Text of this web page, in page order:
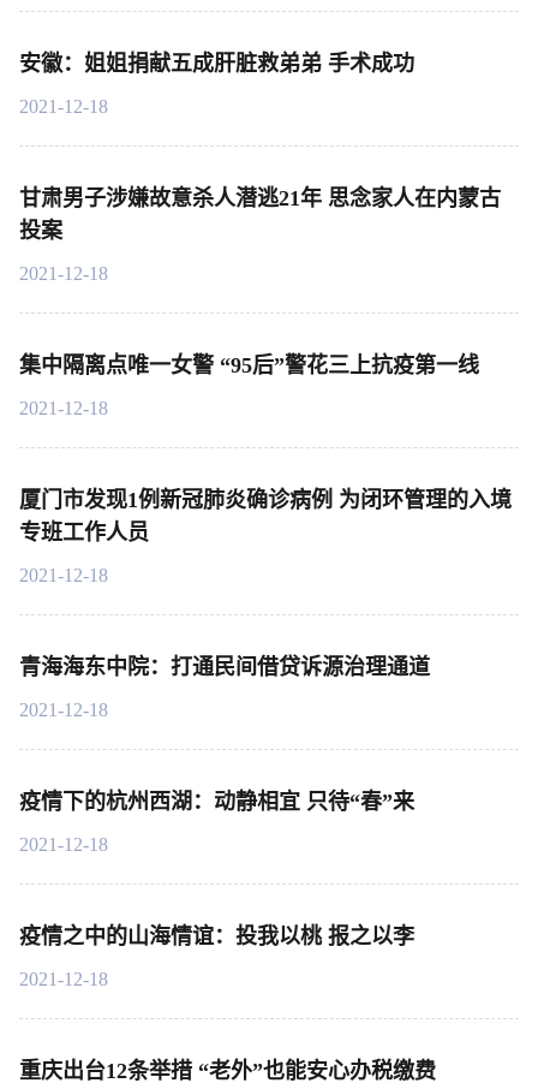
安徽：姐姐捐献五成肝脏救弟弟 手术成功
2021-12-18
甘肃男子涉嫌故意杀人潜逃21年 思念家人在内蒙古
投案
2021-12-18
集中隔离点唯一女警 “95后”警花三上抗疫第一线
2021-12-18
厦门市发现1例新冠肺炎确诊病例 为闭环管理的入境
专班工作人员
2021-12-18
青海海东中院：打通民间借贷诉源治理通道
2021-12-18
疫情下的杭州西湖：动静相宜 只待“春”来
2021-12-18
疫情之中的山海情谊：投我以桃 报之以李
2021-12-18
重庆出台12条举措 “老外”也能安心办税缴费